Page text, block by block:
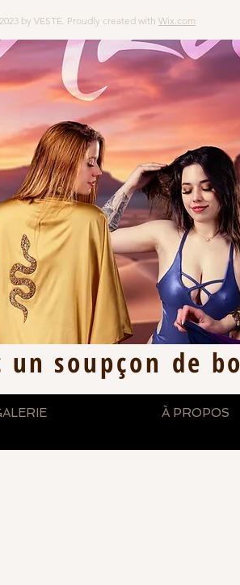
by VESTE. Proudly created with Wix.com
un soupçon de
À PROPOS